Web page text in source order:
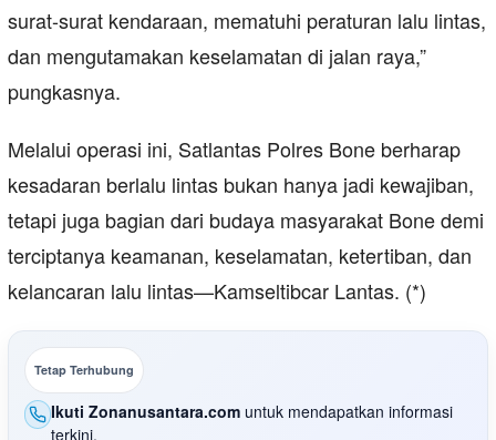
surat-surat kendaraan, mematuhi peraturan lalu lintas,
dan mengutamakan keselamatan di jalan raya,”
pungkasnya.
Melalui operasi ini, Satlantas Polres Bone berharap
kesadaran berlalu lintas bukan hanya jadi kewajiban,
tetapi juga bagian dari budaya masyarakat Bone demi
terciptanya keamanan, keselamatan, ketertiban, dan
kelancaran lalu lintas—Kamseltibcar Lantas. (*)
Tetap Terhubung
Ikuti Zonanusantara.com untuk mendapatkan informasi
terkini.